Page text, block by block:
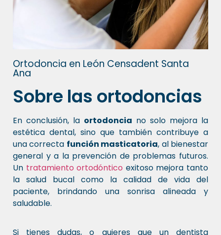
Ortodoncia en León Censadent Santa
Ana
Sobre las ortodoncias
En conclusión, la ortodoncia no solo mejora la
estética dental, sino que también contribuye a
una correcta función masticatoria, al bienestar
general y a la prevención de problemas futuros.
Un tratamiento ortodóntico exitoso mejora tanto
la salud bucal como la calidad de vida del
paciente, brindando una sonrisa alineada y
saludable.
Si tienes dudas, o quieres que un dentista